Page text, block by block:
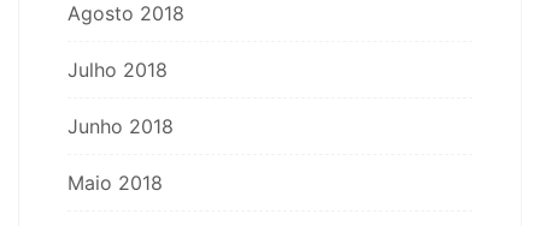
Agosto 2018
Julho 2018
Junho 2018
Maio 2018